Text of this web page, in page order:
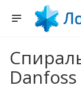
Danfoss